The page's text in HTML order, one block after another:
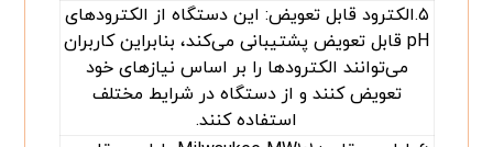
۵.الکترود قابل تعویض: این دستگاه از الکترودهای
pH قابل تعویض پشتیبانی می‌کند، بنابراین کاربران
می‌توانند الکترودها را بر اساس نیازهای خود
تعویض کنند و از دستگاه در شرایط مختلف
استفاده کنند.